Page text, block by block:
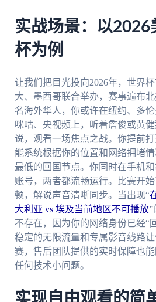
实战场景：以2026
杯为例
让我们把目光投向2026年，世界
大、墨西哥联合举办，赛事遍布
名海外华人，你或许在纽约、多
咪咕、央视频上，听着詹俊或黄
说，观看一场焦点之战。你提前
能系统根据你的位置和网络拥堵
最低的回国节点。你同时在手机
账号，两者都流畅运行。比赛开
顿，解说声音清晰同步。当出现“
大利亚 vs 埃及当前地区不可播放”
不存在，因为你的网络身份已经“
稳定的无限流量和专属影音线路
赛，售后团队提供的实时保障也
任何技术小问题。
实现自由观看的简